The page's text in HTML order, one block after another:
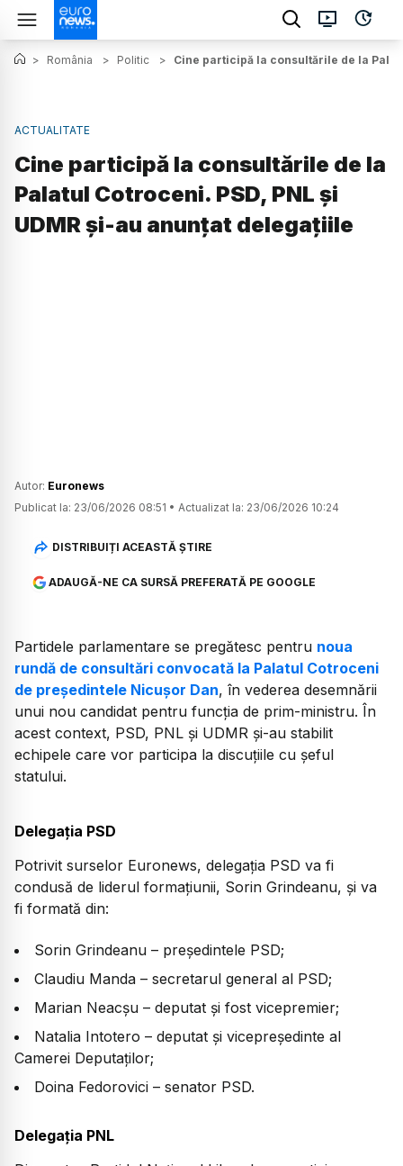
> România > Politic > Cine participă la consultările de la
ACTUALITATE
Cine participă la consultările de la
Palatul Cotroceni. PSD, PNL și
UDMR și-au anunțat delegațiile
Autor: Euronews
Publicat la: 23/06/2026 08:51 • Actualizat la: 23/06/2026 10:24
DISTRIBUIȚI ACEASTĂ ȘTIRE
ADAUGĂ-NE CA SURSĂ PREFERATĂ PE GOOGLE
Partidele parlamentare se pregătesc pentru noua
rundă de consultări convocată la Palatul Cotroceni
de președintele Nicușor Dan, în vederea desemnării
unui nou candidat pentru funcția de prim-ministru. În
acest context, PSD, PNL și UDMR și-au stabilit
echipele care vor participa la discuțiile cu șeful
statului.
Delegația PSD
Potrivit surselor Euronews, delegația PSD va fi
condusă de liderul formațiunii, Sorin Grindeanu, și va
fi formată din:
Sorin Grindeanu – președintele PSD;
Claudiu Manda – secretarul general al PSD;
Marian Neacșu – deputat și fost vicepremier;
Natalia Intotero – deputat și vicepreședinte al
Camerei Deputaților;
Doina Fedorovici – senator PSD.
Delegația PNL